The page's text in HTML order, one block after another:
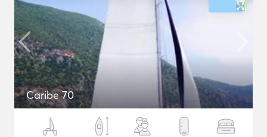
Caribe 70